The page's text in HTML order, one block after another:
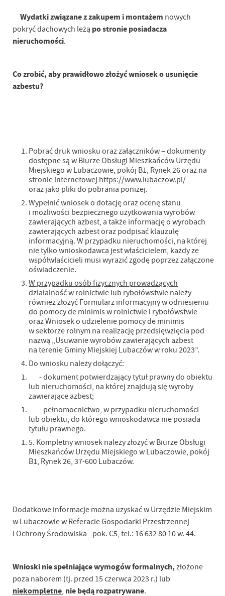
Wydatki związane z zakupem i montażem nowych
pokryć dachowych leżą po stronie posiadacza
nieruchomości.
Co zrobić, aby prawidłowo złożyć wniosek o usunięcie
azbestu?
Pobrać druk wniosku oraz załączników – dokumenty
dostępne są w Biurze Obsługi Mieszkańców Urzędu
Miejskiego w Lubaczowie, pokój B1, Rynek 26 oraz na
stronie internetowej https://www.lubaczow.pl/
oraz jako pliki do pobrania poniżej.
Wypełnić wniosek o dotację oraz ocenę stanu
i możliwości bezpiecznego użytkowania wyrobów
zawierających azbest, a także informację o wyrobach
zawierających azbest oraz podpisać klauzulę
informacyjną. W przypadku nieruchomości, na której
nie tylko wnioskodawca jest właścicielem, każdy ze
współwłaścicieli musi wyrazić zgodę poprzez załączone
oświadczenie.
W przypadku osób fizycznych prowadzących
działalność w rolnictwie lub rybołówstwie należy
również złożyć Formularz informacyjny w odniesieniu
do pomocy de minimis w rolnictwie i rybołówstwie
oraz Wniosek o udzielenie pomocy de minimis
w sektorze rolnym na realizację przedsięwzięcia pod
nazwą „Usuwanie wyrobów zawierających azbest
na terenie Gminy Miejskiej Lubaczów w roku 2023”.
Do wniosku należy dołączyć:
- dokument potwierdzający tytuł prawny do obiektu
lub nieruchomości, na której znajdują się wyroby
zawierające azbest;
- pełnomocnictwo, w przypadku nieruchomości
lub obiektu, do którego wnioskodawca nie posiada
tytułu prawnego.
5. Kompletny wniosek należy złożyć w Biurze Obsługi
Mieszkańców Urzędu Miejskiego w Lubaczowie, pokój
B1, Rynek 26, 37-600 Lubaczów.
Dodatkowe informacje można uzyskać w Urzędzie Miejskim
w Lubaczowie w Referacie Gospodarki Przestrzennej
i Ochrony Środowiska - pok. C5, tel.: 16 632 80 10 w. 44.
Wnioski nie spełniające wymogów formalnych, złożone
poza naborem (tj. przed 15 czerwca 2023 r.) lub
niekompletne, nie będą rozpatrywane.